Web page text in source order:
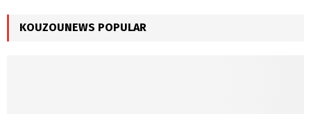
KOUZOUNEWS POPULAR